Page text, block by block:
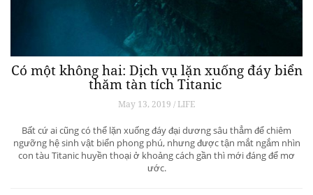
Có một không hai: Dịch vụ lặn xuống đáy biển
thăm tàn tích Titanic
May 13, 2019 / LIFE
Bất cứ ai cũng có thể lặn xuống đáy đại dương sâu thẳm để chiêm
ngưỡng hệ sinh vật biển phong phú, nhưng được tận mắt ngắm nhìn
con tàu Titanic huyền thoại ở khoảng cách gần thì mới đáng để mơ
ước.